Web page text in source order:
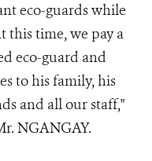
eco-guards while
this time, we pay a
eco-guard and
to his family, his
and all our staff,"
NGANGAY.